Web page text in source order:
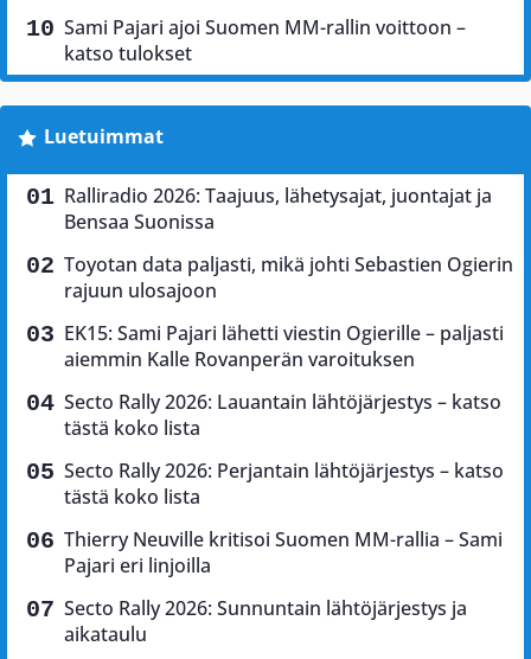
Sami Pajari ajoi Suomen MM-rallin voittoon –
katso tulokset
Luetuimmat
Ralliradio 2026: Taajuus, lähetysajat, juontajat ja
Bensaa Suonissa
Toyotan data paljasti, mikä johti Sebastien Ogierin
rajuun ulosajoon
EK15: Sami Pajari lähetti viestin Ogierille – paljasti
aiemmin Kalle Rovanperän varoituksen
Secto Rally 2026: Lauantain lähtöjärjestys – katso
tästä koko lista
Secto Rally 2026: Perjantain lähtöjärjestys – katso
tästä koko lista
Thierry Neuville kritisoi Suomen MM-rallia – Sami
Pajari eri linjoilla
Secto Rally 2026: Sunnuntain lähtöjärjestys ja
aikataulu